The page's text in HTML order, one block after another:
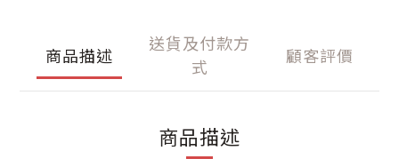
商品描述
送貨及付款方
式
顧客評價
商品描述